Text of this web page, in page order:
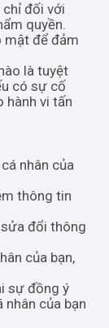
chỉ đối với
quyền.
mật để đảm
là tuyệt
có sự cố
hành vi tấn
nhân của
thông tin
đổi thông
của bạn,
sự đồng ý
của bạn